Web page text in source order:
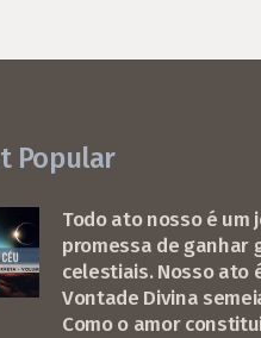
Popular
Todo ato nosso é um
promessa de ganhar
celestiais. Nosso ato
Vontade Divina
Como o amor